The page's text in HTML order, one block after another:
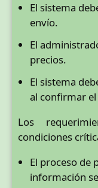
El sistema
envío.
El
precios.
El sistema
al confirmar
Los
condiciones
El proceso de
información